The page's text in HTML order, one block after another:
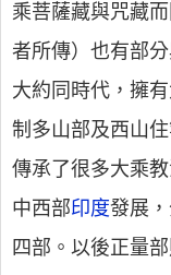
乘菩薩藏與咒藏
者所傳）也有部
大約同時代，擁
制多山部及西山
傳承了很多大乘
中西部印度發展
四部。以後正量